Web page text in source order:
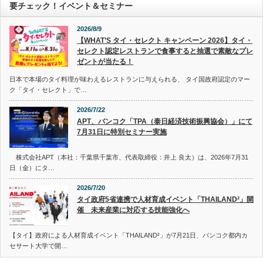
要チェック！イベント＆セミナー
2026/8/9
【WHAT’S タイ・セレクト キャンペーン 2026】タイ・
セレクト認定レストランで食事すると抽選で素敵なプレ
ゼントが当たる！
日本で本場のタイ料理が味わえるレストランに与えられる、 タイ国政府認定のマー
ク「タイ・セレクト」で…
2026/7/22
APT、バンコク「TPA（泰日経済技術振興協会）」にて
7月31日に特別セミナー実施
株式会社APT（本社：千葉県千葉市、代表取締役：井上 良太）は、2026年7月31
日（金）にタ…
2026/7/20
タイ政府5省連携で人材育成イベント「THAILAND²」開
催 未来産業に対応する技能強化へ
【タイ】政府による人材育成イベント「THAILAND²」が7月21日、バンコク都内カ
セサート大学で開…